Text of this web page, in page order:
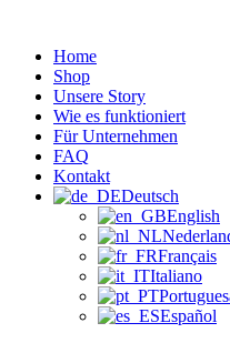
wechselnHome
Shop
Unsere Story
Wie es funktioniert
Für Unternehmen
FAQ
Kontakt
Deutsch
English
Français
Italiano
Español